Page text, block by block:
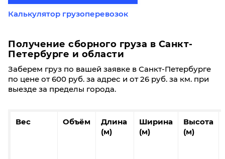
Калькулятор грузоперевозок
Получение сборного груза в Санкт-
Петербурге и области
Заберем груз по вашей заявке в Санкт-Петербурге
по цене от 600 руб. за адрес и от 26 руб. за км. при
выезде за пределы города.
Вес Объём
Длина
(м)
Ширина
(м)
Высота
(м)